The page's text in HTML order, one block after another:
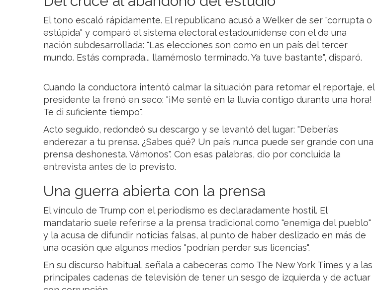
El tono escaló rápidamente. El republicano acusó a Welker de ser "corrupta o
estúpida" y comparó el sistema electoral estadounidense con el de una
nación subdesarrollada: "Las elecciones son como en un país del tercer
mundo. Estás comprada... llamémoslo terminado. Ya tuve bastante", disparó.
Cuando la conductora intentó calmar la situación para retomar el reportaje, el
presidente la frenó en seco: "¡Me senté en la lluvia contigo durante una hora!
Te di suficiente tiempo".
Acto seguido, redondeó su descargo y se levantó del lugar: "Deberías
enderezar a tu prensa. ¿Sabes qué? Un país nunca puede ser grande con una
prensa deshonesta. Vámonos". Con esas palabras, dio por concluida la
entrevista antes de lo previsto.
Una guerra abierta con la prensa
El vínculo de Trump con el periodismo es declaradamente hostil. El
mandatario suele referirse a la prensa tradicional como "enemiga del pueblo"
y la acusa de difundir noticias falsas, al punto de haber deslizado en más de
una ocasión que algunos medios "podrían perder sus licencias".
En su discurso habitual, señala a cabeceras como The New York Times y a las
principales cadenas de televisión de tener un sesgo de izquierda y de actuar